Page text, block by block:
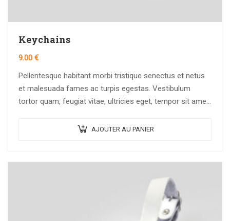
Keychains
9.00 €
Pellentesque habitant morbi tristique senectus et netus
et malesuada fames ac turpis egestas. Vestibulum
tortor quam, feugiat vitae, ultricies eget, tempor sit amet,
AJOUTER AU PANIER